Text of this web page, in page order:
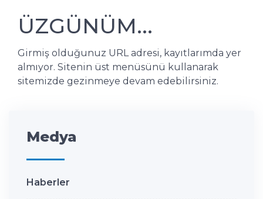
ÜZGÜNÜM...
Girmiş olduğunuz URL adresi, kayıtlarımda yer
almıyor. Sitenin üst menüsünü kullanarak
sitemizde gezinmeye devam edebilirsiniz.
Medya
Haberler